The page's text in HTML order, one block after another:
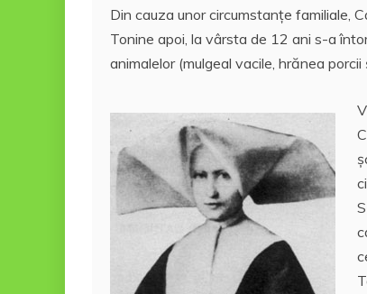
Din cauza unor circumstanțe familiale,
Tonine apoi, la vârsta de 12 ani s-a
animalelor (mulgeal vacile, hrănea